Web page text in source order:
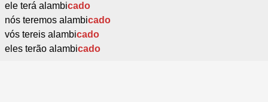
ele terá alambicado
nós teremos alambicado
vós tereis alambicado
eles terão alambicado